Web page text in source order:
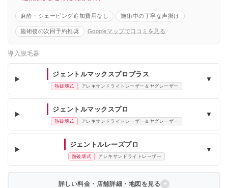
麻酔・シェービング追加費用なし 施術中の丁寧な声掛け
施術後の次回予約推奨 Googleマップで口コミを見る
導入脱毛器
ジェントルマックスプロプラス
熱破壊式 アレキサンドライトレーザー＆ヤグレーザー
▼
ジェントルマックスプロ
熱破壊式 アレキサンドライトレーザー＆ヤグレーザー
▼
ジェントルレーズプロ
熱破壊式 アレキサンドライトレーザー
▼
詳しい料金・店舗詳細・地図を見る